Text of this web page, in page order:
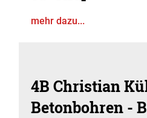
mehr dazu...
4B Christian
Betonbohren -